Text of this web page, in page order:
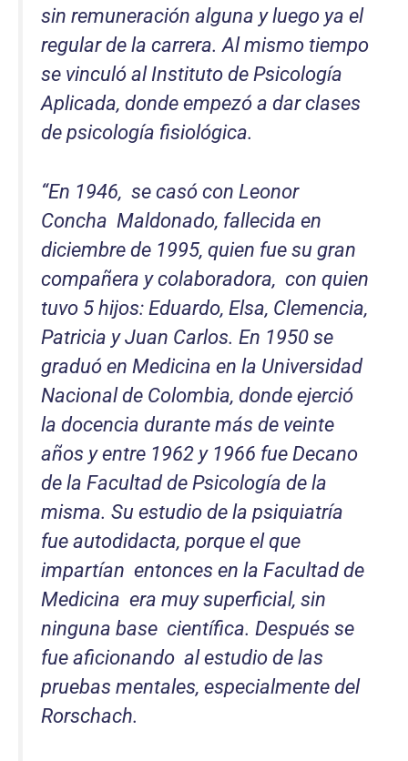
sin remuneración alguna y luego ya el
regular de la carrera. Al mismo tiempo
se vinculó al Instituto de Psicología
Aplicada, donde empezó a dar clases
de psicología fisiológica.
“En 1946, se casó con Leonor
Concha Maldonado, fallecida en
diciembre de 1995, quien fue su gran
compañera y colaboradora, con quien
tuvo 5 hijos: Eduardo, Elsa, Clemencia,
Patricia y Juan Carlos. En 1950 se
graduó en Medicina en la Universidad
Nacional de Colombia, donde ejerció
la docencia durante más de veinte
años y entre 1962 y 1966 fue Decano
de la Facultad de Psicología de la
misma. Su estudio de la psiquiatría
fue autodidacta, porque el que
impartían entonces en la Facultad de
Medicina era muy superficial, sin
ninguna base científica. Después se
fue aficionando al estudio de las
pruebas mentales, especialmente del
Rorschach.